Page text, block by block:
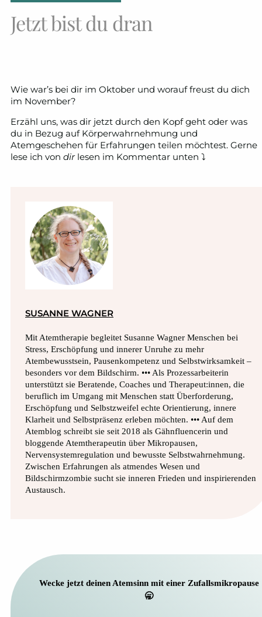
Jetzt bist du dran
Wie war’s bei dir im Oktober und worauf freust du dich
im November?
Erzähl uns, was dir jetzt durch den Kopf geht oder was
du in Bezug auf Körperwahrnehmung und
Atemgeschehen für Erfahrungen teilen möchtest. Gerne
lese ich von dir lesen im Kommentar unten ⤵
SUSANNE WAGNER
Mit Atemtherapie begleitet Susanne Wagner Menschen bei
Stress, Erschöpfung und innerer Unruhe zu mehr
Atembewusstsein, Pausenkompetenz und Selbstwirksamkeit –
besonders vor dem Bildschirm. ••• Als Prozessarbeiterin
unterstützt sie Beratende, Coaches und Therapeut:innen, die
beruflich im Umgang mit Menschen statt Überforderung,
Erschöpfung und Selbstzweifel echte Orientierung, innere
Klarheit und Selbstpräsenz erleben möchten. ••• Auf dem
Atemblog schreibt sie seit 2018 als Gähnfluencerin und
bloggende Atemtherapeutin über Mikropausen,
Nervensystemregulation und bewusste Selbstwahrnehmung.
Zwischen Erfahrungen als atmendes Wesen und
Bildschirmzombie sucht sie inneren Frieden und inspirierenden
Austausch.
Wecke jetzt deinen Atemsinn mit einer Zufallsmikropause
🥱